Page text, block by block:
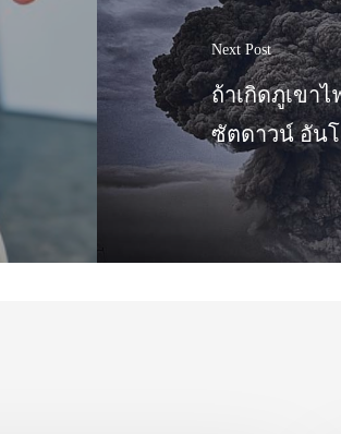
Next Post
ถ้าเกิดภูเขา
ซัตดาวน์ อัน